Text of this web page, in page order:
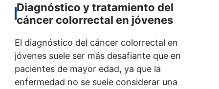
Diagnóstico y tratamiento del
cáncer colorrectal en jóvenes
El diagnóstico del cáncer colorrectal en
jóvenes suele ser más desafiante que en
pacientes de mayor edad, ya que la
enfermedad no se suele considerar una